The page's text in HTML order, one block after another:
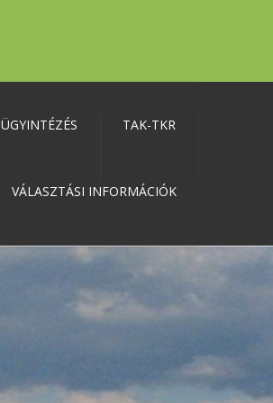
ÜGYINTÉZÉS TAK-TKR
VÁLASZTÁSI INFORMÁCIÓK